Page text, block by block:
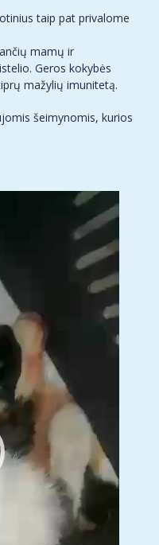
taip pat privalome
mamų ir
Geros kokybės
mažylių imunitetą.
šeimynomis, kurios